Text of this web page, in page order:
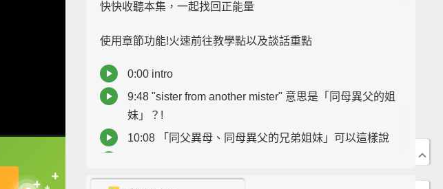
快快收聽本集，一起找回正能量
使用章節功能!火速前往教學點以及談話重點
0:00 intro
9:48 "sister from another mister" 意思是「同母異父的姐
妹」？!
10:08 「同父異母、同母異父的兄弟姐妹」可以這樣說
呼他